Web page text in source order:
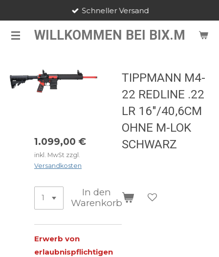
springen WILLKOMMEN BEI BIX.M
Schneller Versand
TIPPMANN M4-
22 REDLINE .22
LR 16"/40,6CM
OHNE M-LOK
SCHWARZ
1.099,00 €
inkl. MwSt zzgl.
Versandkosten
In den
Warenkorb
Erwerb von
erlaubnispflichtigen